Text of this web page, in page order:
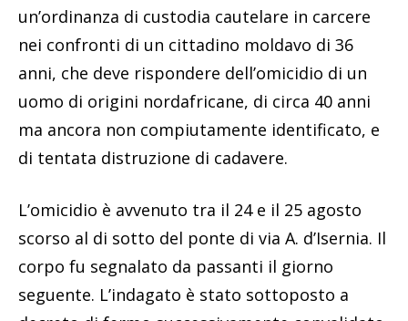
un’ordinanza di custodia cautelare in carcere
nei confronti di un cittadino moldavo di 36
anni, che deve rispondere dell’omicidio di un
uomo di origini nordafricane, di circa 40 anni
ma ancora non compiutamente identificato, e
di tentata distruzione di cadavere.
L’omicidio è avvenuto tra il 24 e il 25 agosto
scorso al di sotto del ponte di via A. d’Isernia. Il
corpo fu segnalato da passanti il giorno
seguente. L’indagato è stato sottoposto a